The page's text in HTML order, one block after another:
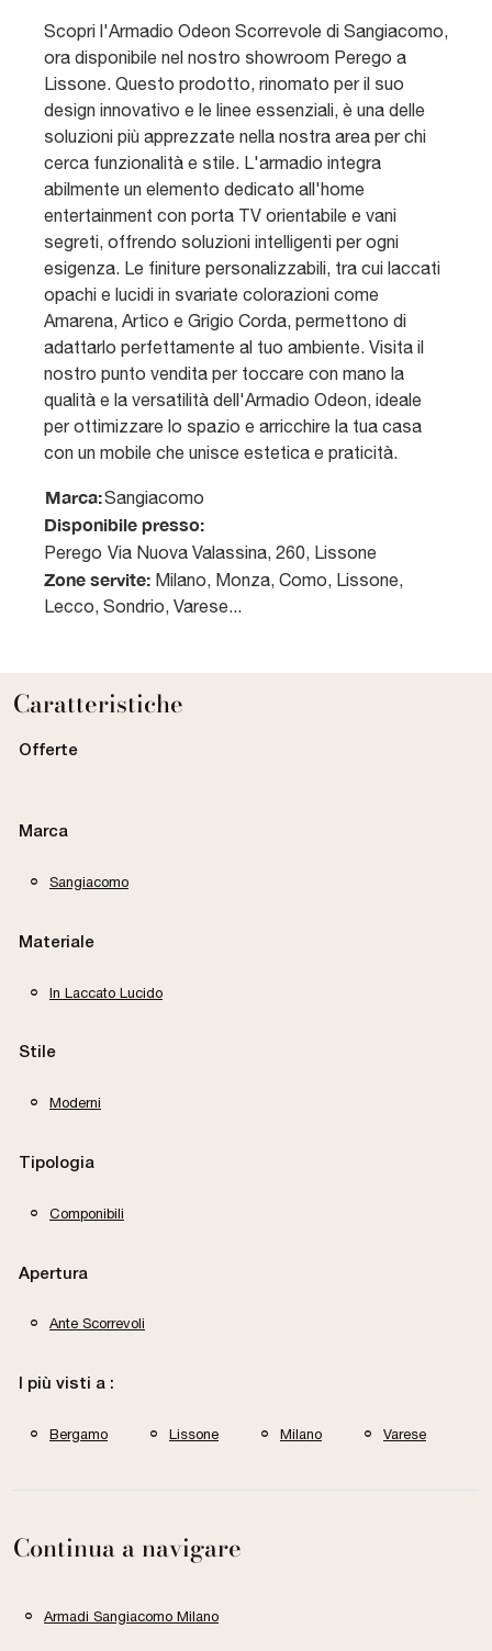
Scopri l'Armadio Odeon Scorrevole di Sangiacomo,
ora disponibile nel nostro showroom Perego a
Lissone. Questo prodotto, rinomato per il suo
design innovativo e le linee essenziali, è una delle
soluzioni più apprezzate nella nostra area per chi
cerca funzionalità e stile. L'armadio integra
abilmente un elemento dedicato all'home
entertainment con porta TV orientabile e vani
segreti, offrendo soluzioni intelligenti per ogni
esigenza. Le finiture personalizzabili, tra cui laccati
opachi e lucidi in svariate colorazioni come
Amarena, Artico e Grigio Corda, permettono di
adattarlo perfettamente al tuo ambiente. Visita il
nostro punto vendita per toccare con mano la
qualità e la versatilità dell'Armadio Odeon, ideale
per ottimizzare lo spazio e arricchire la tua casa
con un mobile che unisce estetica e praticità.
Marca:Sangiacomo
Disponibile presso:
Perego Via Nuova Valassina, 260, Lissone
Zone servite: Milano, Monza, Como, Lissone,
Lecco, Sondrio, Varese...
Caratteristiche
Offerte
Marca
Sangiacomo
Materiale
In Laccato Lucido
Stile
Moderni
Tipologia
Componibili
Apertura
Ante Scorrevoli
I più visti a :
Bergamo Lissone Milano Varese
Continua a navigare
Armadi Sangiacomo Milano